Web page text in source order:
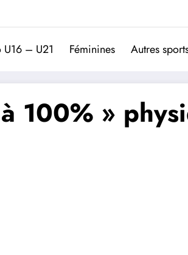
du football portugais
U16 – U21 Féminines Autres
100% »